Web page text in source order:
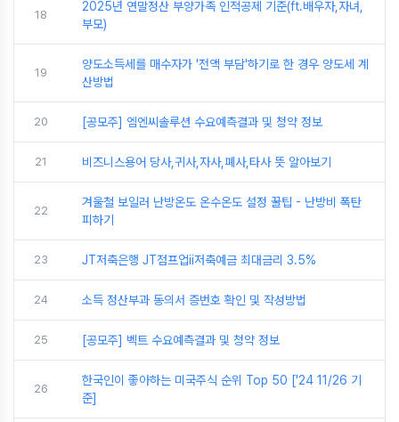
18
2025년 연말정산 부양가족 인적공제 기준(ft.배우자,자녀,
부모)
19
양도소득세를 매수자가 '전액 부담'하기로 한 경우 양도세 계
산방법
20 [공모주] 엠엔씨솔루션 수요예측결과 및 청약 정보
21 비즈니스용어 당사,귀사,자사,폐사,타사 뜻 알아보기
22
겨울철 보일러 난방온도 온수온도 설정 꿀팁 - 난방비 폭탄
피하기
23 JT저축은행 JT점프업ii저축예금 최대금리 3.5%
24 소득 정산부과 동의서 증번호 확인 및 작성방법
25 [공모주] 벡트 수요예측결과 및 청약 정보
26
한국인이 좋아하는 미국주식 순위 Top 50 ['24 11/26 기
준]